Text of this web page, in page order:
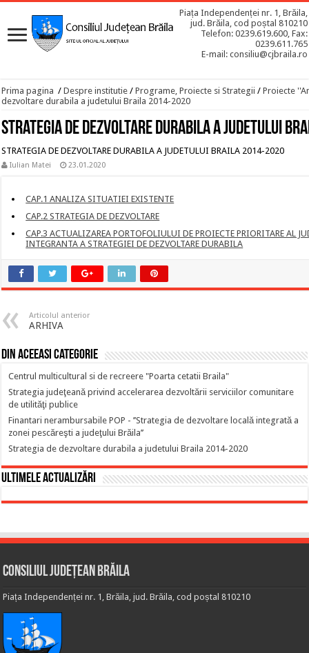
Piața Independenței nr. 1, Brăila,
jud. Brăila, cod poștal 810210
Telefon: 0239.619.600, Fax:
0239.611.765
E-mail: consiliu@cjbraila.ro
Prima pagina / Despre institutie / Programe, Proiecte si Strategii / Proiecte
dezvoltare durabila a judetului Braila 2014-2020
Strategia de dezvoltare durabila a judetului
STRATEGIA DE DEZVOLTARE DURABILA A JUDETULUI BRAILA 2014-2020
Iulian Matei 23.01.2020
CAP.1 ANALIZA SITUATIEI EXISTENTE
CAP.2 STRATEGIA DE DEZVOLTARE
CAP.3 ACTUALIZAREA PORTOFOLIULUI DE PROIECTE PRIORITARE AL
INTEGRANTA A STRATEGIEI DE DEZVOLTARE DURABILA
Articolul anterior
ARHIVA
Din aceeasi categorie
Centrul multicultural si de recreere "Poarta cetatii Braila"
Strategia judeţeană privind accelerarea dezvoltării serviciilor comunitare
de utilităţi publice
Finantari nerambursabile POP - ’’Strategia de dezvoltare locală integrată a
zonei pescăreşti a judeţului Brăila’’
Strategia de dezvoltare durabila a judetului Braila 2014-2020
Ultimele actualizări
Consiliul Județean Brăila
Piața Independenței nr. 1, Brăila, jud. Brăila, cod poștal 810210